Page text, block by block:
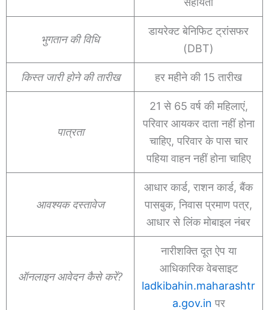
भुगतान की विधि
डायरेक्ट बेनिफिट ट्रांसफर
(DBT)
किस्त जारी होने की तारीख हर महीने की 15 तारीख
पात्रता
21 से 65 वर्ष की महिलाएं,
परिवार आयकर दाता नहीं होना
चाहिए, परिवार के पास चार
पहिया वाहन नहीं होना चाहिए
आवश्यक दस्तावेज
आधार कार्ड, राशन कार्ड, बैंक
पासबुक, निवास प्रमाण पत्र,
आधार से लिंक मोबाइल नंबर
ऑनलाइन आवेदन कैसे करें?
नारीशक्ति दूत ऐप या
आधिकारिक वेबसाइट
ladkibahin.maharashtr
a.gov.in पर